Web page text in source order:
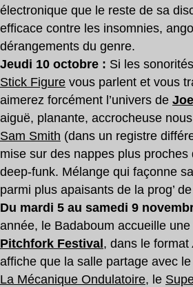
électronique que le reste de sa
efficace contre les insomnies,
dérangements du genre.
Jeudi 10 octobre : Si les
Stick Figure vous parlent et vous
aimerez forcément l’univers de
aiguë, planante, accrocheuse
Sam Smith (dans un registre
mise sur des nappes plus proches
deep-funk. Mélange qui façonne
parmi plus apaisants de la prog’
Du mardi 5 au samedi 9
année, le Badaboum accueille
Pitchfork Festival, dans le format
affiche que la salle partage avec le
La Mécanique Ondulatoire, le